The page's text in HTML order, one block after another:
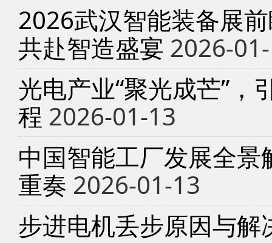
2026武汉智能装备展
共赴智造盛宴 2026-
光电产业“聚光成芒”，
程 2026-01-13
中国智能工厂发展全
重奏 2026-01-13
步进电机丢步原因与解